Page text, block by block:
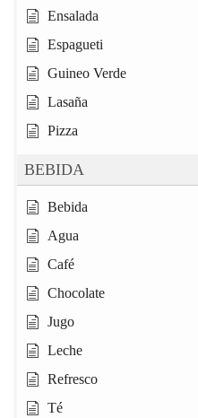
Ensalada
Espagueti
Guineo Verde
Lasaña
Pizza
BEBIDA
Bebida
Agua
Café
Chocolate
Jugo
Leche
Refresco
Té